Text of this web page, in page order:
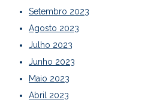
Setembro 2023
Agosto 2023
Julho 2023
Junho 2023
Maio 2023
Abril 2023